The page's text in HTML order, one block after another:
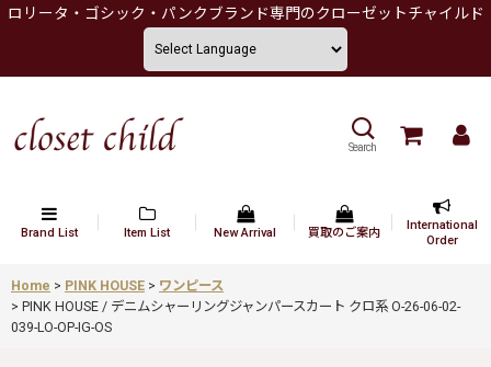
ロリータ・ゴシック・パンクブランド専門のクローゼットチャイルド
Search
Brand List Item List New Arrival 買取のご案内
International
Order
Home > PINK HOUSE > ワンピース
> PINK HOUSE / デニムシャーリングジャンパースカート クロ系 O-26-06-02-
039-LO-OP-IG-OS